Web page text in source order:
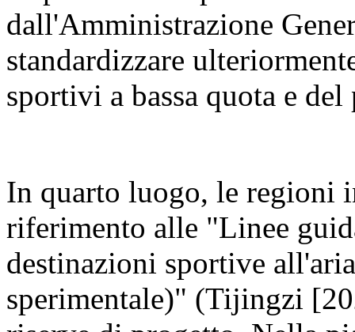
dall'Amministrazione
standardizzare
sportivi a bassa quota e
In quarto luogo, le regioni
riferimento alle "Linee
destinazioni sportive
sperimentale)" (Tijingzi